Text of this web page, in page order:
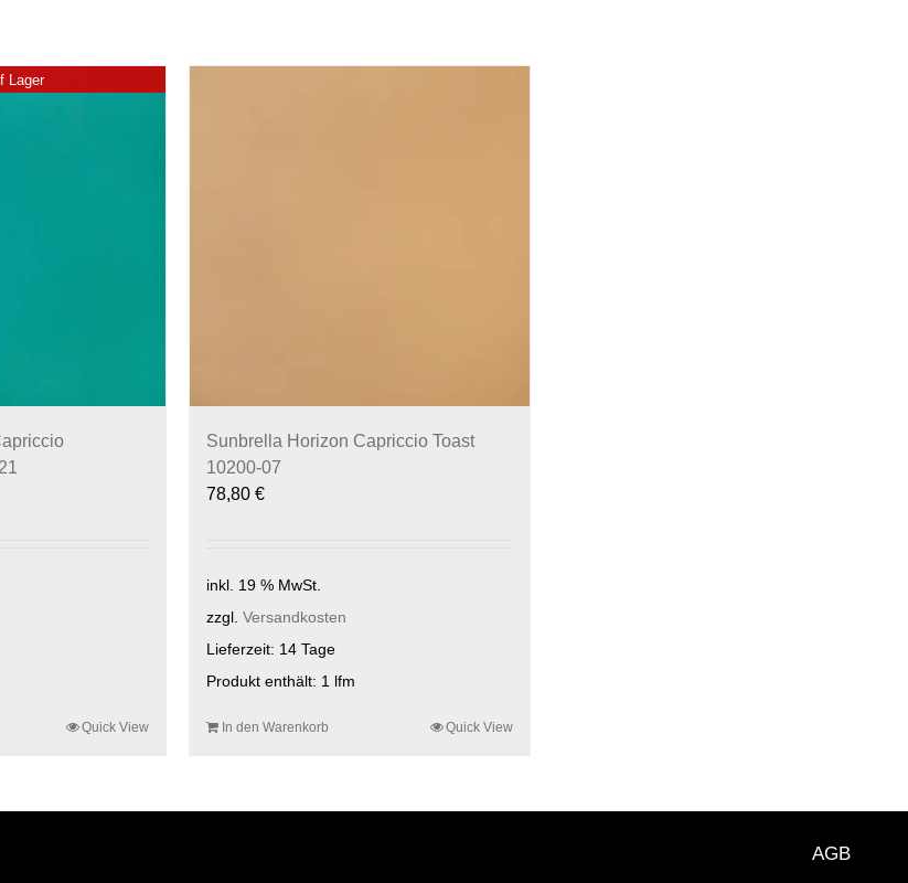
Lager
Quick View
Sunbrella Horizon Capriccio Toast
10200-07
78,80 €
inkl. 19 % MwSt.
zzgl. Versandkosten
Lieferzeit: 14 Tage
Produkt enthält: 1 lfm
In den Warenkorb Quick View
AGB